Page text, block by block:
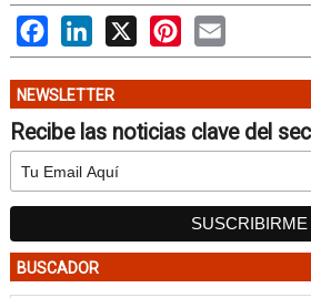
FacebookLinkedIn
X PinterestEmail
NEWSLETTER
Recibe las noticias clave del
BUSCADOR